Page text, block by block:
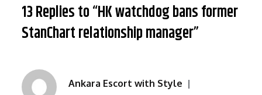
13 Replies to “HK watchdog bans former
StanChart relationship manager”
Ankara Escort with Style